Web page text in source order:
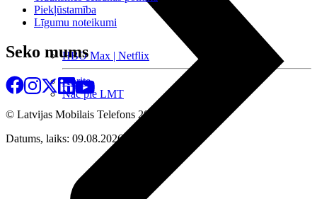
HBO Max | Netflix
Aprite
Nāc pie LMT
Piekļūstamība
Līgumu noteikumi
Seko mums
© Latvijas Mobilais Telefons 2026
Datums, laiks: 09.08.2026 10:19